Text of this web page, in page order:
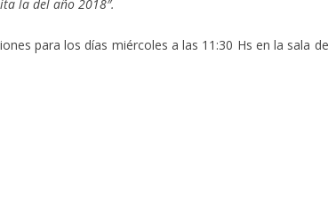
la del año 2018″.
para los días miércoles a las 11:30 Hs en la sala